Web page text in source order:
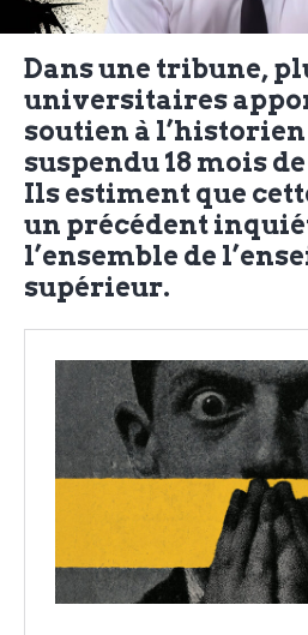
Dans une tribune,
universitaires
soutien à
suspendu 18 mois
Ils estiment que
un précédent
l’ensemble de
supérieur.